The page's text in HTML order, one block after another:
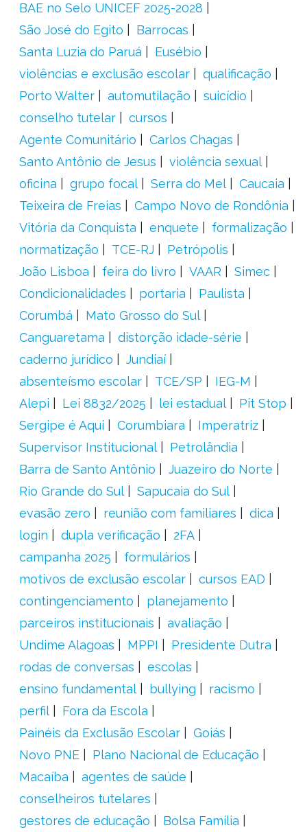
BAE no Selo UNICEF 2025-2028
São José do Egito
Barrocas
Santa Luzia do Paruá
Eusébio
violências e exclusão escolar
qualificação
Porto Walter
automutilação
suicídio
conselho tutelar
cursos
Agente Comunitário
Carlos Chagas
Santo Antônio de Jesus
violência sexual
oficina
grupo focal Serra do Mel
Caucaia
Teixeira de Freias
Campo Novo de Rondônia
Vitória da Conquista
enquete
formalização
normatização
TCE-RJ
Petrópolis
João Lisboa
feira do livro VAAR
Simec
Condicionalidades
portaria
Paulista
Corumbá
Mato Grosso do Sul
Canguaretama
distorção idade-série
caderno jurídico
Jundiaí
absenteísmo escolar
TCE/SP
IEG-M
Alepi
Lei 8832/2025 lei estadual
Pit Stop
Sergipe é Aqui
Corumbiara
Imperatriz
Supervisor Institucional
Petrolândia
Barra de Santo Antônio
Juazeiro do Norte
Rio Grande do Sul
Sapucaia do Sul
evasão zero
reunião com familiares
dica
login
dupla verificação
2FA
campanha 2025
formulários
motivos de exclusão escolar
cursos EAD
contingenciamento
planejamento
parceiros institucionais
avaliação
Undime Alagoas
MPPI
Presidente Dutra
rodas de conversas
escolas
ensino fundamental
bullying
racismo
perfil
Fora da Escola
Painéis da Exclusão Escolar
Goiás
Novo PNE
Plano Nacional de Educação
Macaíba
agentes de saúde
conselheiros tutelares
gestores de educação
Bolsa Família